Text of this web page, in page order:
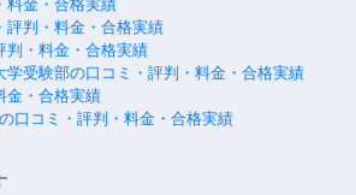
料金・合格実績
評判・料金・合格実績
判・料金・合格実績
学受験部の口コミ・評判・料金・合格実績
金・合格実績
口コミ・評判・料金・合格実績